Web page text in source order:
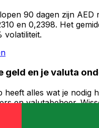
90 dagen zijn AED
en 0,2398. Het
volatiliteit.
geld en je valuta
heeft alles wat je nodig
en valutabeheer.